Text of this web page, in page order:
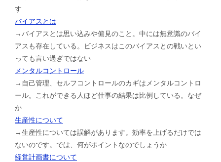
す
バイアスとは
→バイアスとは思い込みや偏見のこと。中には無意識のバイ
アスも存在している。ビジネスはこのバイアスとの戦いとい
っても言い過ぎではない
メンタルコントロール
→自己管理、セルフコントロールのカギはメンタルコントロ
ール。これができる人ほど仕事の結果は比例している。なぜ
か
生産性について
→生産性については誤解があります。効率を上げるだけでは
ないのです。では、何がポイントなのでしょうか
経営計画書について